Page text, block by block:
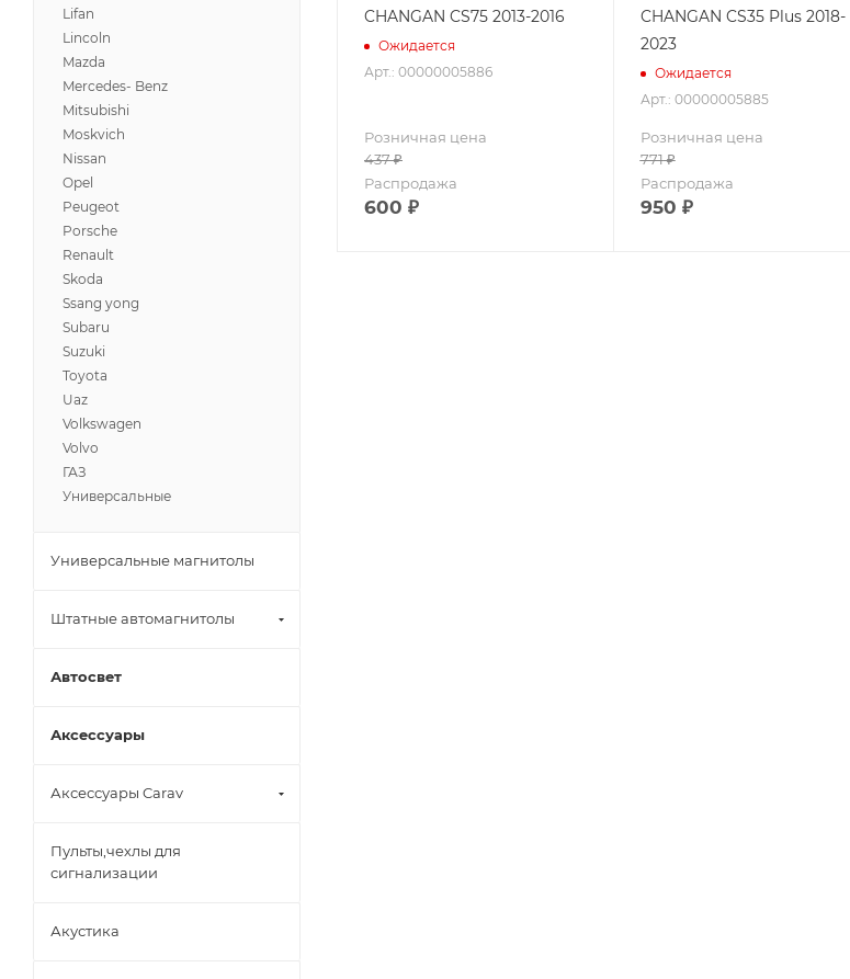
CHANGAN CS75 2013-2016
Ожидается
Арт.: 00000005886
Розничная цена
437₽
Распродажа
600 ₽
CHANGAN CS35 Plus 2018-
2023
Ожидается
Арт.: 00000005885
Розничная цена
771₽
Распродажа
950 ₽
Lifan
Lincoln
Mazda
Mercedes- Benz
Mitsubishi
Moskvich
Nissan
Opel
Peugeot
Porsche
Renault
Skoda
Ssang yong
Subaru
Suzuki
Toyota
Uaz
Volkswagen
Volvo
ГАЗ
Универсальные
Универсальные магнитолы
Штатные автомагнитолы
Автосвет
Аксессуары
Аксессуары Carav
Пульты,чехлы для
сигнализации
Акустика